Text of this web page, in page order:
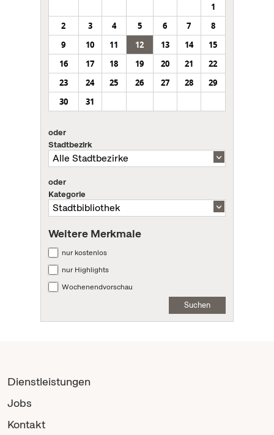
1
2
3 4 5 6 7
8
9
10 11 12 13 14
15
16
17 18 19 20 21
22
23
24 25 26 27 28
29
30
31
oder
Stadtbezirk
oder
Kategorie
Weitere Merkmale
nur kostenlos
nur Highlights
Wochenendvorschau
Suchen
Dienstleistungen
Jobs
Kontakt